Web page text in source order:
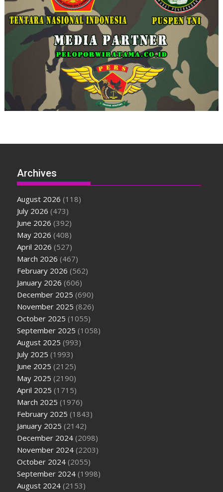
Archives
August 2026 (118)
July 2026 (473)
June 2026 (392)
May 2026 (408)
April 2026 (527)
March 2026 (467)
February 2026 (562)
January 2026 (606)
December 2025 (690)
November 2025 (826)
October 2025 (1055)
September 2025 (1058)
August 2025 (993)
July 2025 (1993)
June 2025 (2125)
May 2025 (2190)
April 2025 (1715)
March 2025 (1976)
February 2025 (1843)
January 2025 (2142)
December 2024 (2098)
November 2024 (2203)
October 2024 (2055)
September 2024 (1998)
August 2024 (2153)